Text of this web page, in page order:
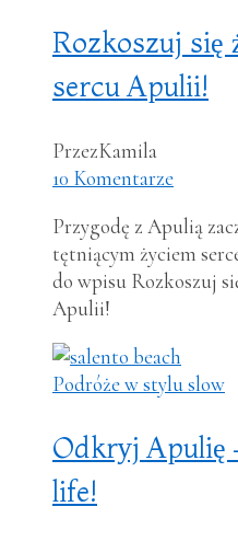
Rozkoszuj się
sercu Apulii!
PrzezKamila
10 Komentarze
Przygodę z Apulią
tętniącym życiem
do wpisu Rozkoszuj
Apulii!
Podróże w stylu slow
Odkryj Apulię
life!